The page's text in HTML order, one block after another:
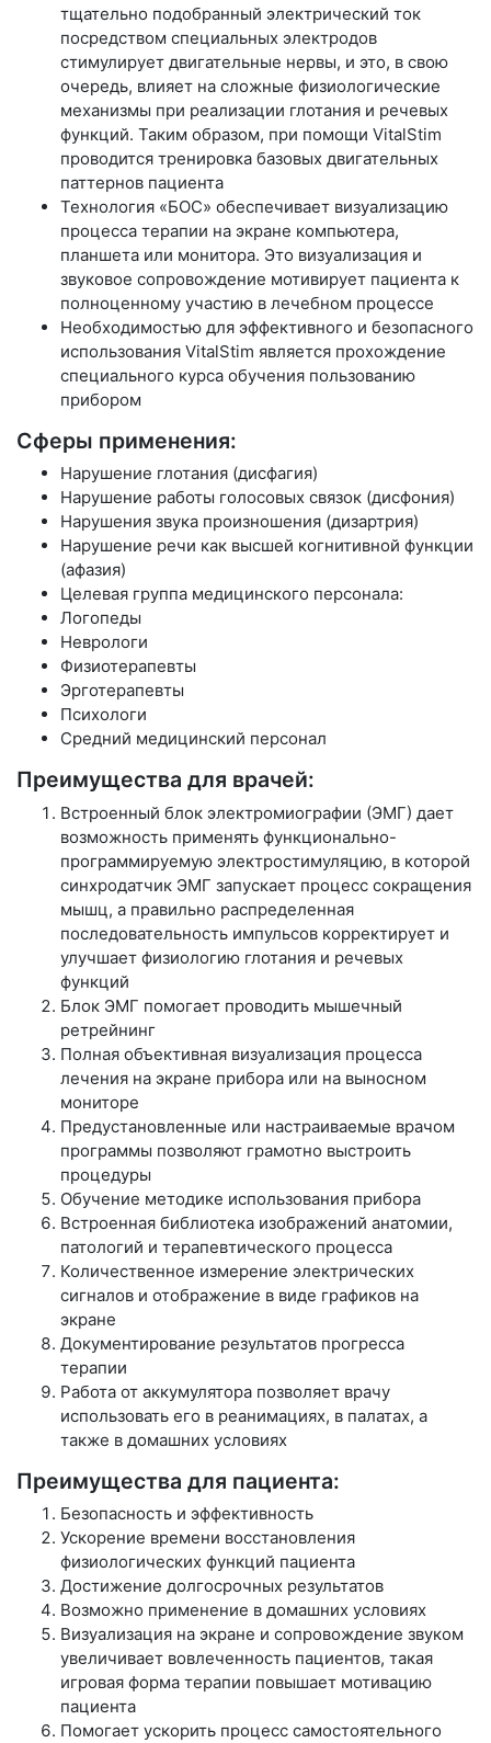
тщательно подобранный электрический ток
посредством специальных электродов
стимулирует двигательные нервы, и это, в свою
очередь, влияет на сложные физиологические
механизмы при реализации глотания и речевых
функций. Таким образом, при помощи VitalStim
проводится тренировка базовых двигательных
паттернов пациента
Технология «БОС» обеспечивает визуализацию
процесса терапии на экране компьютера,
планшета или монитора. Это визуализация и
звуковое сопровождение мотивирует пациента к
полноценному участию в лечебном процессе
Необходимостью для эффективного и безопасного
использования VitalStim является прохождение
специального курса обучения пользованию
прибором
Сферы применения:
Нарушение глотания (дисфагия)
Нарушение работы голосовых связок (дисфония)
Нарушения звука произношения (дизартрия)
Нарушение речи как высшей когнитивной функции
(афазия)
Целевая группа медицинского персонала:
Логопеды
Неврологи
Физиотерапевты
Эрготерапевты
Психологи
Средний медицинский персонал
Преимущества для врачей:
Встроенный блок электромиографии (ЭМГ) дает
возможность применять функционально-
программируемую электростимуляцию, в которой
синхродатчик ЭМГ запускает процесс сокращения
мышц, а правильно распределенная
последовательность импульсов корректирует и
улучшает физиологию глотания и речевых
функций
Блок ЭМГ помогает проводить мышечный
ретрейнинг
Полная объективная визуализация процесса
лечения на экране прибора или на выносном
мониторе
Предустановленные или настраиваемые врачом
программы позволяют грамотно выстроить
процедуры
Обучение методике использования прибора
Встроенная библиотека изображений анатомии,
патологий и терапевтического процесса
Количественное измерение электрических
сигналов и отображение в виде графиков на
экране
Документирование результатов прогресса
терапии
Работа от аккумулятора позволяет врачу
использовать его в реанимациях, в палатах, а
также в домашних условиях
Преимущества для пациента:
Безопасность и эффективность
Ускорение времени восстановления
физиологических функций пациента
Достижение долгосрочных результатов
Возможно применение в домашних условиях
Визуализация на экране и сопровождение звуком
увеличивает вовлеченность пациентов, такая
игровая форма терапии повышает мотивацию
пациента
Помогает ускорить процесс самостоятельного